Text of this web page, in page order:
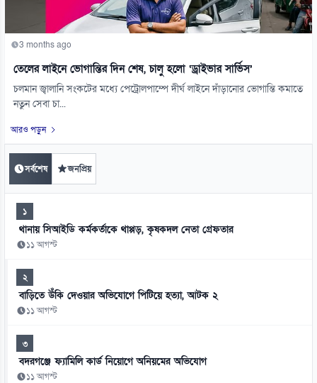
3 months ago
তেলের লাইনে ভোগান্তির দিন শেষ, চালু হলো ‘ড্রাইভার সার্ভিস’
চলমান জ্বালানি সংকটের মধ্যে পেট্রোলপাম্পে দীর্ঘ লাইনে দাঁড়ানোর ভোগান্তি কমাতে
নতুন সেবা চা...
আরও পড়ুন
সর্বশেষ জনপ্রিয়
১
থানায় সিআইডি কর্মকর্তাকে থাপ্পড়, কৃষকদল নেতা গ্রেফতার
১১ আগস্ট
২
বাড়িতে উঁকি দেওয়ার অভিযোগে পিটিয়ে হত্যা, আটক ২
১১ আগস্ট
৩
বদরগঞ্জে ফ্যামিলি কার্ড নিয়োগে অনিয়মের অভিযোগ
১১ আগস্ট